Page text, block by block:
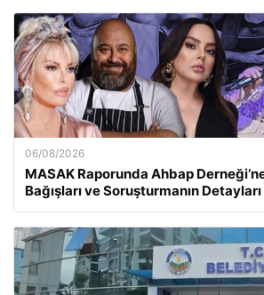
06/08/2026
MASAK Raporunda Ahbap
Bağışları ve Soruşturmanın Detayları